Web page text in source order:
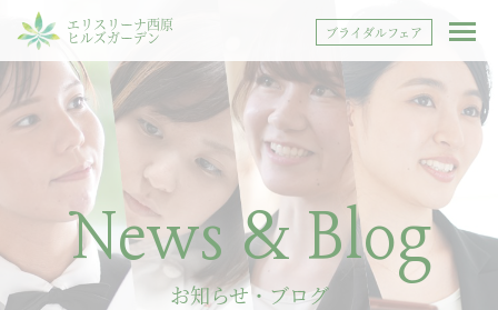
エリスリーナ西原
ヒルズガーデン ブライダルフェア
News & Blog
お知らせ・ブログ